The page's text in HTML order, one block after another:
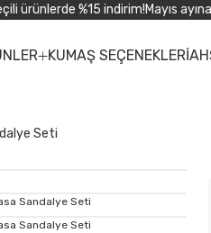
ürünlerde %15 indirim!Mayıs ayına
KUMAŞ SEÇENEKLERİ
Seti